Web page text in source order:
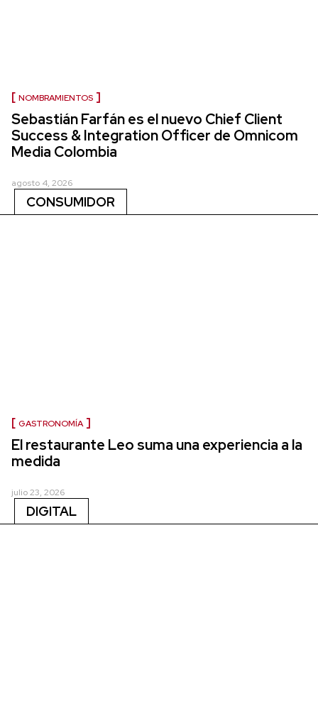
NOMBRAMIENTOS
Sebastián Farfán es el nuevo Chief Client
Success & Integration Officer de Omnicom
Media Colombia
agosto 4, 2026
CONSUMIDOR
GASTRONOMÍA
El restaurante Leo suma una experiencia a la
medida
julio 23, 2026
DIGITAL